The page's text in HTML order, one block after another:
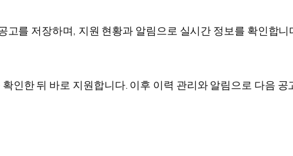
를 저장하며, 지원 현황과 알림으로 실시간 정보를 확인합니
인한 뒤 바로 지원합니다. 이후 이력 관리와 알림으로 다음